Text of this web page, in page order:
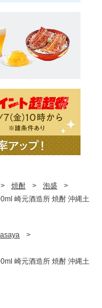
> 焼酎 > 泡盛
>
崎元酒造所 焼酎 沖縄土
>
崎元酒造所 焼酎 沖縄土